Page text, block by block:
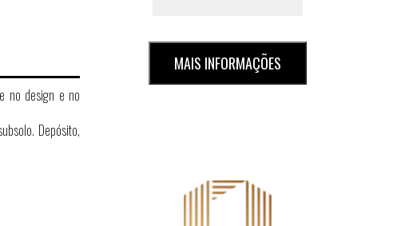
no design e no
Depósito,
MAIS INFORMAÇÕES